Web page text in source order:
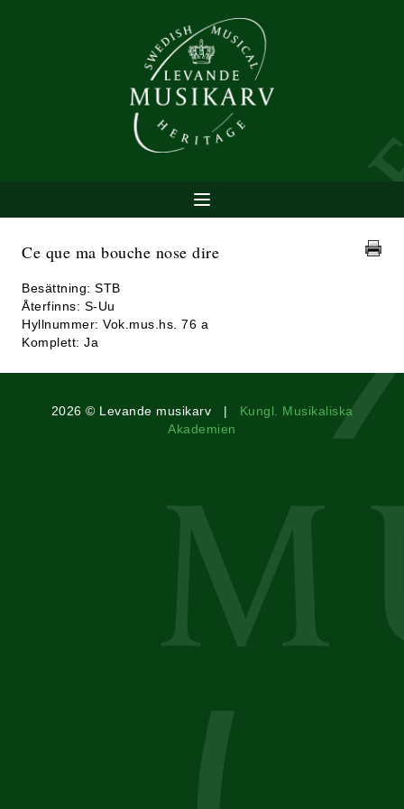
Ce que ma bouche nose dire
Besättning: STB
Återfinns: S-Uu
Hyllnummer: Vok.mus.hs. 76 a
Komplett: Ja
2026 © Levande musikarv | Kungl. Musikaliska
Akademien